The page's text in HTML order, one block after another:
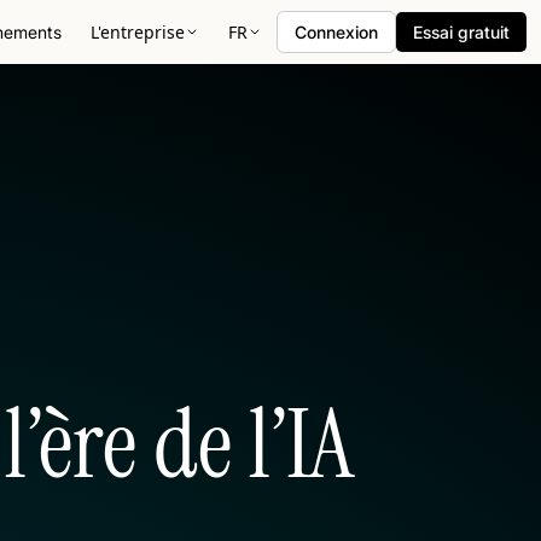
L'entreprise FR Connexion Essai gratuit
de l’IA